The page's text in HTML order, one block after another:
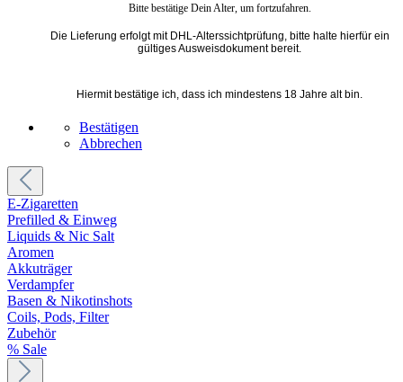
Bitte bestätige Dein Alter, um fortzufahren.
Die Lieferung erfolgt mit DHL-Alterssichtprüfung, bitte halte hierfür ein
gültiges Ausweisdokument bereit.
Hiermit bestätige ich, dass ich mindestens 18 Jahre alt bin.
Bestätigen
Abbrechen
E-Zigaretten
Prefilled & Einweg
Liquids & Nic Salt
Aromen
Akkuträger
Verdampfer
Basen & Nikotinshots
Coils, Pods, Filter
Zubehör
% Sale